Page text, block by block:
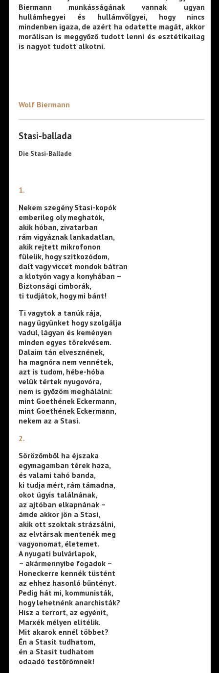
Biermann munkásságának vannak ugyan
hullámhegyei és hullámvölgyei, hogy nincs
mindenben igaza, de azért ha odatette magát, akkor
morálisan is meggyőző tudott lenni és esztétikailag
is nagyot tudott alkotni.
Wolf Biermann
Stasi-ballada
Die Stasi-Ballade
1.
Nekem szegény Stasi-kopók
emberileg oly meghatók,
akik hóban, zivatarban
rám vigyáznak lankadatlan,
akik rejtett mikrofonon
fülelik, hogy szitkozódom,
dalt vagy viccet mondok bátran
a klotyón vagy a konyhában –
Biztonsági cimborák,
ti tudjátok, hogy mi bánt!
Ti vagytok a tanúk rája,
nagy ügyünket hogy szolgálja
vadul, lágyan és keményen
minden egyes törekvésem.
Dalaim tán elvesznének,
ha magnóra nem vennétek,
azt is tudom, hébe-hóba
velük tértek nyugovóra,
nem is győzöm meghálálni:
mint Goethének Eckermann,
mint Goethének Eckermann,
nekem az a Stasi.
2.
Sörözőmből ha éjszaka
egymagamban térek haza,
és valami tahó banda,
ki tudja mért, rám támadna,
okot úgyis találnának,
az ajtóban elkapnának –
ámde akkor jön a Stasi,
akik ott szoktak strázsálni,
az elvtársak mentenék meg
vagyonomat, életemet.
A nyugati bulvárlapok,
– akármennyibe fogadok –
Honeckerre kennék tüstént
az ehhez hasonló bűntényt.
Pedig hát mi, kommunisták,
hogy lehetnénk anarchisták?
Hisz a terrort, az egyénit,
Marxék mélyen elítélik.
Mit akarok ennél többet?
Én a Stasit tudhatom,
én a Stasit tudhatom
odaadó testőrömnek!